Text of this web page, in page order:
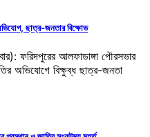
ছাত্র-জনতার বিক্ষোভ
ফরিদপুরের আলফাডাঙ্গা পৌরসভার
অভিযোগে বিক্ষুব্ধ ছাত্র-জনতা